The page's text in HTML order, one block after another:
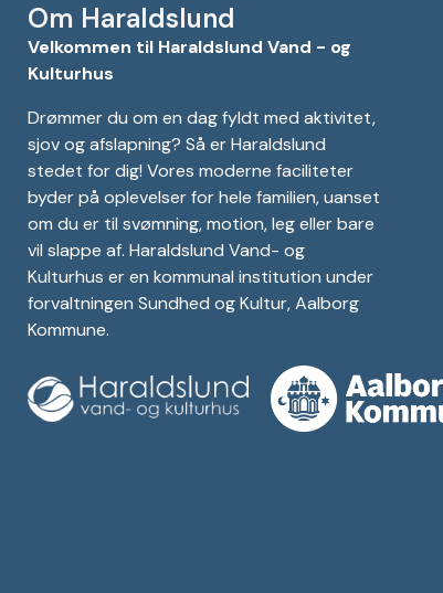
Om Haraldslund
Velkommen til Haraldslund Vand - og
Kulturhus
Drømmer du om en dag fyldt med aktivitet,
sjov og afslapning? Så er Haraldslund
stedet for dig! Vores moderne faciliteter
byder på oplevelser for hele familien, uanset
om du er til svømning, motion, leg eller bare
vil slappe af. Haraldslund Vand- og
Kulturhus er en kommunal institution under
forvaltningen Sundhed og Kultur, Aalborg
Kommune.